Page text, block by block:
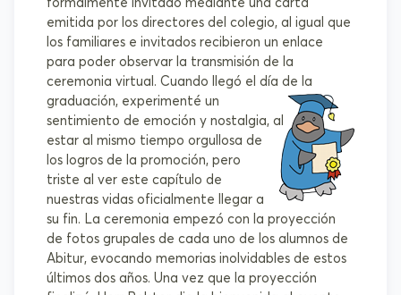
formalmente invitado mediante una carta
emitida por los directores del colegio, al igual que
los familiares e invitados recibieron un enlace
para poder observar la transmisión de la
ceremonia virtual. Cuando llegó el día de la
graduación, experimenté un
sentimiento de emoción y nostalgia, al
estar al mismo tiempo orgullosa de
los logros de la promoción, pero
triste al ver este capítulo de
nuestras vidas oficialmente llegar a
su fin. La ceremonia empezó con la proyección
de fotos grupales de cada uno de los alumnos de
Abitur, evocando memorias inolvidables de estos
últimos dos años. Una vez que la proyección